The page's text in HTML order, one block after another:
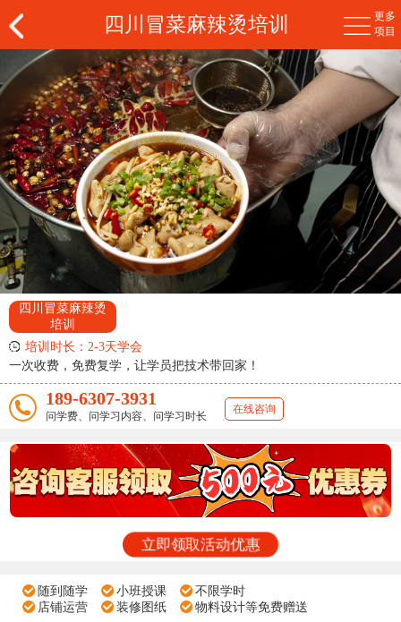
四川冒菜麻辣烫培训
更多
项目
四川冒菜麻辣烫
培训
培训时长：2-3天学会
一次收费，免费复学，让学员把技术带回家！
189-6307-3931
问学费、问学习内容、问学习时长
在线咨询
立即领取活动优惠
随到随学 小班授课
不限学时
店铺运营
装修图纸 物料设计等免费赠送